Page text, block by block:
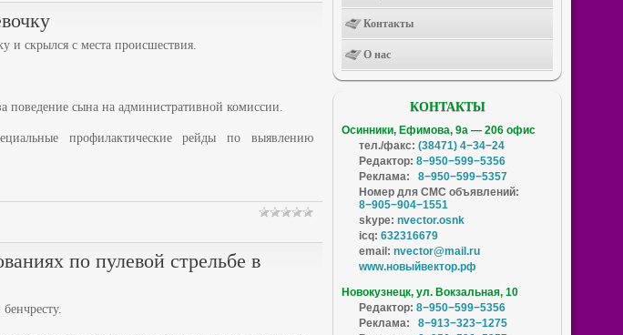
и скрылся с места происшествия.
поведение сына на административной комиссии.
профилактические рейды по выявлению
по пулевой стрельбе в
Контакты
О нас
КОНТАКТЫ
Осинники, Ефимова, 9а — 206 офис
тел./факс: (38471) 4−34−24
Редактор: 8−950−599−5356
Реклама:
8−950−599−5357
Номер для СМС объявлений:
8−905−904−1551
skype: nvector.osnk
icq: 632316679
email: nvector@mail.ru
www.новыйвектор.рф
Новокузнецк, ул. Вокзальная, 10
Редактор: 8−950−599−5356
Реклама:
8−913−323−1275